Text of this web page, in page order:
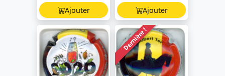
Ajouter
Ajouter
Dernière !